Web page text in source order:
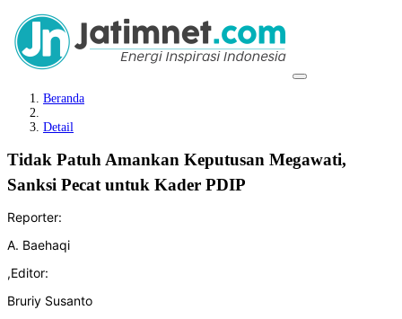
Beranda
Detail
Tidak Patuh Amankan Keputusan Megawati,
Sanksi Pecat untuk Kader PDIP
Reporter:
A. Baehaqi
,Editor:
Bruriy Susanto